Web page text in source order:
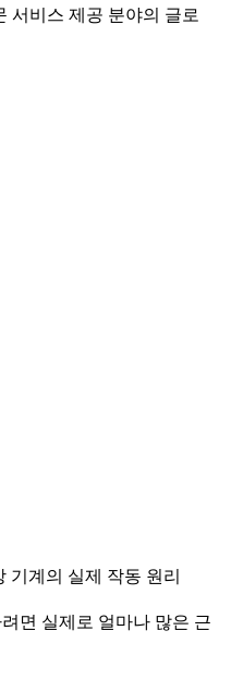
서비스 제공 분야의 글로
기계의 실제 작동 원리
면 실제로 얼마나 많은 근